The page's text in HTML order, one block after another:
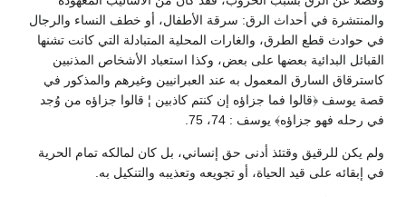
والمنتشرة في أحداث الرق: سرقة الأطفال، أو خطف النساء والرجال
في حوادث قطع الطرق، والغارات المحلية المتبادلة التي كانت تشنها
القبائل البدائية بعضها على بعض، وكذا استعباد الأشخاص المذنبين
كاسترقاق السارق المعمول به عند العبرانيين وغيرهم والمذكور في
قصة يوسف ﴿قالوا فما جزاؤه إن كنتم كاذبين ¦ قالوا جزاؤه من وُجد
في رحله فهو جزاؤه﴾ يوسف : 74، 75.
ولم يكن للرقيق وقتئذ أدنى حق إنساني، بل كان لمالكه تمام الحرية
في إبقائه على قيد الحياة، أو تجويعه وتعذيبه والتنكيل به.